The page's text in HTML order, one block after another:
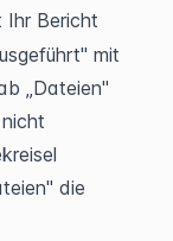
Ihr Bericht
mit
„Dateien"
die